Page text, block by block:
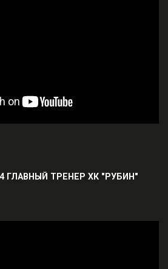
ГЛАВНЫЙ ТРЕНЕР ХК "РУБИН"